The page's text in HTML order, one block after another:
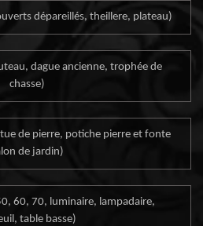
dépareillés, theillere, plateau)
dague ancienne, trophée de
chasse)
de pierre, potiche pierre et fonte
de jardin)
60, 70, luminaire, lampadaire,
table basse)